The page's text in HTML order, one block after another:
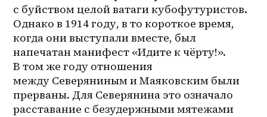
с буйством целой ватаги кубофутуристов.
Однако в 1914 году, в то короткое время,
когда они выступали вместе, был
напечатан манифест «Идите к чёрту!».
В том же году отношения
между Северяниным и Маяковским были
прерваны. Для Северянина это означало
расставание с безудержными мятежами